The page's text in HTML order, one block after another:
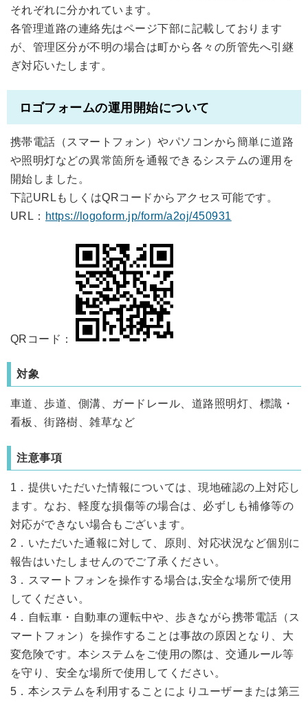
それぞれに分かれています。
各管理道路の連絡先はページ下部に記載しております
が、管理区分が不明の場合は町から各々の所管先へ引継
ぎ対応いたします。
ロゴフォームの運用開始について
携帯電話（スマートフォン）やパソコンから簡単に道路
や照明灯などの異常箇所を通報できるシステムの運用を
開始しました。
下記URLもしくはQRコードからアクセス可能です。
URL： https://logoform.jp/form/a2oj/450931
QRコード：
対象
車道、歩道、側溝、ガードレール、道路照明灯、標識・
看板、街路樹、雑草など
注意事項
1．提供いただいた情報については、現地確認の上対応し
ます。なお、軽度な損傷等の場合は、必ずしも補修等の
対応ができない場合もございます。
2．いただいた通報に対して、原則、対応状況など個別に
報告はいたしませんのでご了承ください。
3．スマートフォンを操作する場合は,安全な場所で使用
してください。
4．自転車・自動車の運転中や、歩きながら携帯電話（ス
マートフォン）を操作することは事故の原因となり、大
変危険です。本システムをご使用の際は、交通ルール等
を守り、安全な場所で使用してください。
5．本システムを利用することによりユーザーまたは第三